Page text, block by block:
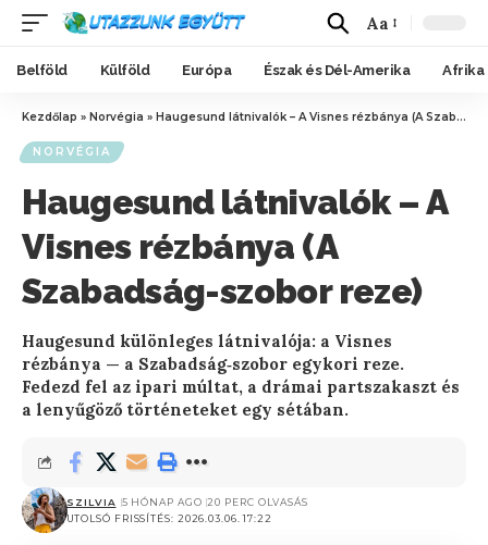
Aa
Belföld Külföld Európa Észak és Dél-Amerika Afrika
Kezdőlap » Norvégia » Haugesund látnivalók – A Visnes rézbánya (A Szabadság-szobor reze)
NORVÉGIA
Haugesund látnivalók – A
Visnes rézbánya (A
Szabadság-szobor reze)
Haugesund különleges látnivalója: a Visnes
rézbánya — a Szabadság‑szobor egykori reze.
Fedezd fel az ipari múltat, a drámai partszakaszt és
a lenyűgöző történeteket egy sétában.
UTOLSÓ FRISSÍTÉS: 2026.03.06. 17:22
SZILVIA 5 HÓNAP AGO 20 PERC OLVASÁS